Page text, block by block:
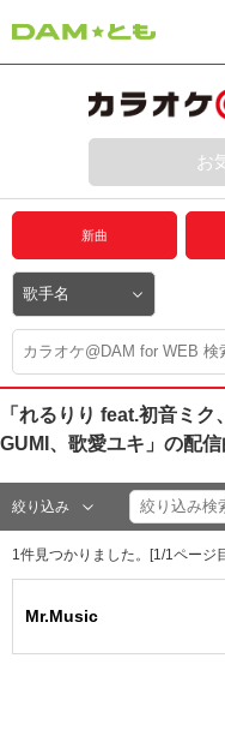
動画からさがす
プレミアムサ
DAM★とも動画
DAM★とも録
カラオケ＠
ユーザー検索
キャンペーン
お知らせ よくある
DAMの
お
新曲
「れるりり feat.初音ミク
GUMI、歌愛ユキ」 の配
絞り込み
1 件見つかりました。[1 /1 ページ
Mr.Music